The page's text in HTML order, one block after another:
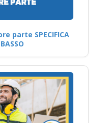
parte SPECIFICA